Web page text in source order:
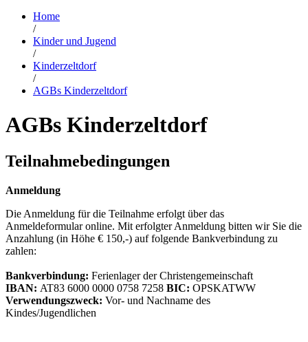
Home
/
Kinder und Jugend
/
Kinderzeltdorf
/
AGBs Kinderzeltdorf
AGBs Kinderzeltdorf
Teilnahmebedingungen
Anmeldung
Die Anmeldung für die Teilnahme erfolgt über das
Anmeldeformular online. Mit erfolgter Anmeldung bitten wir Sie die
Anzahlung (in Höhe € 150,-) auf folgende Bankverbindung zu
zahlen:
Bankverbindung: Ferienlager der Christengemeinschaft
IBAN: AT83 6000 0000 0758 7258 BIC: OPSKATWW
Verwendungszweck: Vor- und Nachname des
Kindes/Jugendlichen